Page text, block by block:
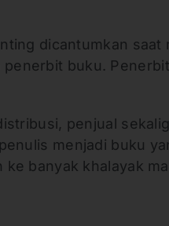
dicantumkan saat
buku.
penjual
menjadi buku
banyak khalayak